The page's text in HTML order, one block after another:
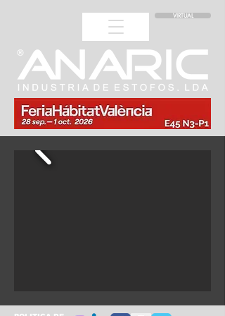
VIRTUAL